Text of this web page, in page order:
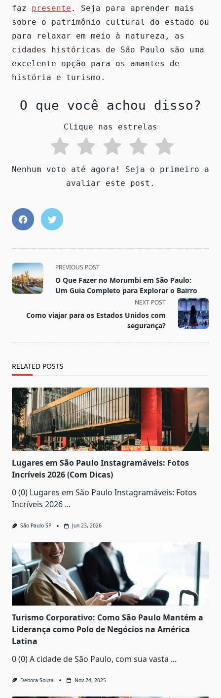
faz presente . Seja para aprender mais
sobre o patrimônio cultural do estado ou
para relaxar em meio à natureza, as
cidades históricas de São Paulo são uma
excelente opção para os amantes de
história e turismo.
O que você achou disso?
Clique nas estrelas
Nenhum voto até agora! Seja o primeiro a
avaliar este post.
<span
class="nav-
subtitle
reader-
PREVIOUS POST
O Que Fazer no Morumbi em São Paulo:
Um Guia Completo para Explorar o Bairro
NEXT POST
Como viajar para os Estados Unidos com
segurança?
RELATED POSTS
Lugares em São Paulo Instagramáveis: Fotos
Incríveis 2026 (Com Dicas)
0 (0) Lugares em São Paulo Instagramáveis: Fotos
Incríveis 2026 ...
São Paulo SP Jun 23, 2026
Turismo Corporativo: Como São Paulo Mantém a
Liderança como Polo de Negócios na América
Latina
0 (0) A cidade de São Paulo, com sua vasta ...
Debora Souza Nov 24, 2025